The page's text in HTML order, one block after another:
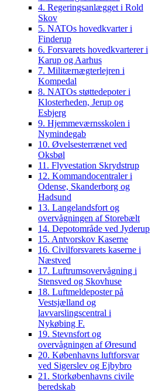
4. Regeringsanlægget i Rold
Skov
5. NATOs hovedkvarter i
Finderup
6. Forsvarets hovedkvarterer i
Karup og Aarhus
7. Militærnægterlejren i
Kompedal
8. NATOs støttedepoter i
Klosterheden, Jerup og
Esbjerg
9. Hjemmeværnsskolen i
Nymindegab
10. Øvelsesterrænet ved
Oksbøl
11. Flyvestation Skrydstrup
12. Kommandocentraler i
Odense, Skanderborg og
Hadsund
13. Langelandsfort og
overvågningen af Storebælt
14. Depotområde ved Jyderup
15. Antvorskov Kaserne
16. Civilforsvarets kaserne i
Næstved
17. Luftrumsovervågning i
Stensved og Skovhuse
18. Luftmeldeposter på
Vestsjælland og
lavvarslingscentral i
Nykøbing F.
19. Stevnsfort og
overvågningen af Øresund
20. Københavns luftforsvar
ved Sigerslev og Ejbybro
21. Storkøbenhavns civile
beredskab